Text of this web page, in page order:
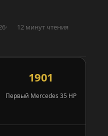
12 минут чтения
1901
Первый Mercedes 35 HP